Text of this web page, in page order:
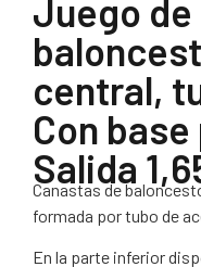
Juego de
central,
Con
Salida
Canastas de
formada por tubo de
En la parte inferior